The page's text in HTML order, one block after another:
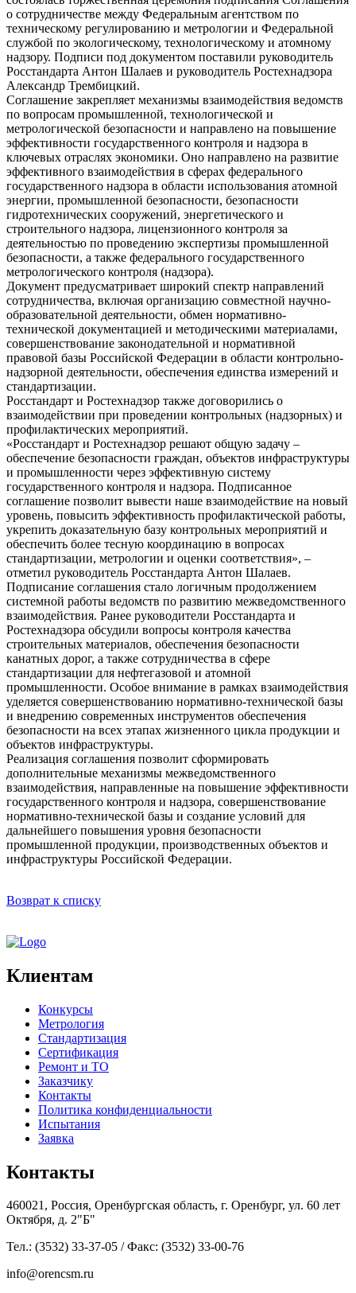
о сотрудничестве между Федеральным агентством по
техническому регулированию и метрологии и Федеральной
службой по экологическому, технологическому и атомному
надзору. Подписи под документом поставили руководитель
Росстандарта Антон Шалаев и руководитель Ростехнадзора
Александр Трембицкий.
Соглашение закрепляет механизмы взаимодействия ведомств
по вопросам промышленной, технологической и
метрологической безопасности и направлено на повышение
эффективности государственного контроля и надзора в
ключевых отраслях экономики. Оно направлено на развитие
эффективного взаимодействия в сферах федерального
государственного надзора в области использования атомной
энергии, промышленной безопасности, безопасности
гидротехнических сооружений, энергетического и
строительного надзора, лицензионного контроля за
деятельностью по проведению экспертизы промышленной
безопасности, а также федерального государственного
метрологического контроля (надзора).
Документ предусматривает широкий спектр направлений
сотрудничества, включая организацию совместной научно-
образовательной деятельности, обмен нормативно-
технической документацией и методическими материалами,
совершенствование законодательной и нормативной
правовой базы Российской Федерации в области контрольно-
надзорной деятельности, обеспечения единства измерений и
стандартизации.
Росстандарт и Ростехнадзор также договорились о
взаимодействии при проведении контрольных (надзорных) и
профилактических мероприятий.
«Росстандарт и Ростехнадзор решают общую задачу –
обеспечение безопасности граждан, объектов инфраструктуры
и промышленности через эффективную систему
государственного контроля и надзора. Подписанное
соглашение позволит вывести наше взаимодействие на новый
уровень, повысить эффективность профилактической работы,
укрепить доказательную базу контрольных мероприятий и
обеспечить более тесную координацию в вопросах
стандартизации, метрологии и оценки соответствия», –
отметил руководитель Росстандарта Антон Шалаев.
Подписание соглашения стало логичным продолжением
системной работы ведомств по развитию межведомственного
взаимодействия. Ранее руководители Росстандарта и
Ростехнадзора обсудили вопросы контроля качества
строительных материалов, обеспечения безопасности
канатных дорог, а также сотрудничества в сфере
стандартизации для нефтегазовой и атомной
промышленности. Особое внимание в рамках взаимодействия
уделяется совершенствованию нормативно-технической базы
и внедрению современных инструментов обеспечения
безопасности на всех этапах жизненного цикла продукции и
объектов инфраструктуры.
Реализация соглашения позволит сформировать
дополнительные механизмы межведомственного
взаимодействия, направленные на повышение эффективности
государственного контроля и надзора, совершенствование
нормативно-технической базы и создание условий для
дальнейшего повышения уровня безопасности
промышленной продукции, производственных объектов и
инфраструктуры Российской Федерации.
Возврат к списку
Клиентам
Конкурсы
Метрология
Стандартизация
Сертификация
Ремонт и ТО
Заказчику
Контакты
Политика конфиденциальности
Испытания
Заявка
Контакты
460021, Россия, Оренбургская область, г. Оренбург, ул. 60 лет
Октября, д. 2"Б"
Тел.: (3532) 33-37-05 / Факс: (3532) 33-00-76
info@orencsm.ru